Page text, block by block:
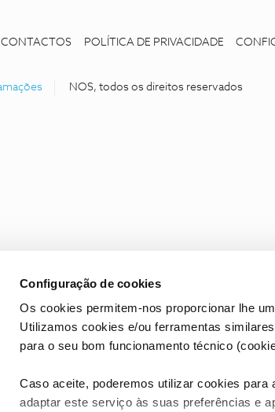
Configuração de cookies
Os cookies permitem-nos proporcionar lhe
Utilizamos cookies e/ou ferramentas
para o seu bom funcionamento técnico
Caso aceite, poderemos utilizar cookies
adaptar este serviço às suas preferências e
CONTACTOS POLÍTICA DE PRIVACIDADE
NOS, todos os direitos reservados